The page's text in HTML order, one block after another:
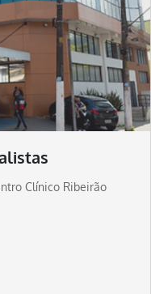
Clínico Ribeirão